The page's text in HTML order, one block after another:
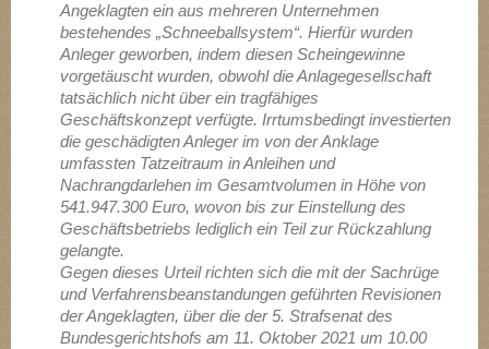
Angeklagten ein aus mehreren Unternehmen
bestehendes „Schneeballsystem“. Hierfür wurden
Anleger geworben, indem diesen Scheingewinne
vorgetäuscht wurden, obwohl die Anlagegesellschaft
tatsächlich nicht über ein tragfähiges
Geschäftskonzept verfügte. Irrtumsbedingt investierten
die geschädigten Anleger im von der Anklage
umfassten Tatzeitraum in Anleihen und
Nachrangdarlehen im Gesamtvolumen in Höhe von
541.947.300 Euro, wovon bis zur Einstellung des
Geschäftsbetriebs lediglich ein Teil zur Rückzahlung
gelangte.
Gegen dieses Urteil richten sich die mit der Sachrüge
und Verfahrensbeanstandungen geführten Revisionen
der Angeklagten, über die der 5. Strafsenat des
Bundesgerichtshofs am 11. Oktober 2021 um 10.00